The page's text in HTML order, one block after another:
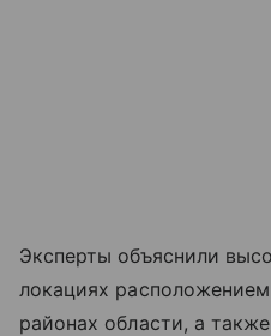
Эксперты объяснили
локациях
районах области, а